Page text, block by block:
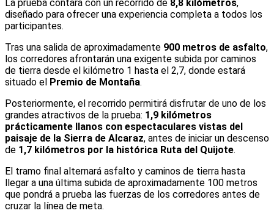
La prueba contará con un recorrido de 8,8 kilómetros,
diseñado para ofrecer una experiencia completa a todos los
participantes.
Tras una salida de aproximadamente 900 metros de asfalto,
los corredores afrontarán una exigente subida por caminos
de tierra desde el kilómetro 1 hasta el 2,7, donde estará
situado el Premio de Montaña.
Posteriormente, el recorrido permitirá disfrutar de uno de los
grandes atractivos de la prueba: 1,9 kilómetros
prácticamente llanos con espectaculares vistas del
paisaje de la Sierra de Alcaraz, antes de iniciar un descenso
de 1,7 kilómetros por la histórica Ruta del Quijote.
El tramo final alternará asfalto y caminos de tierra hasta
llegar a una última subida de aproximadamente 100 metros
que pondrá a prueba las fuerzas de los corredores antes de
cruzar la línea de meta.